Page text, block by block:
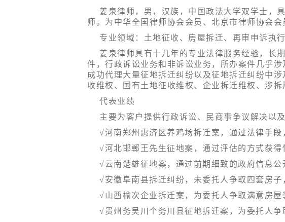
姜泉律师，男，汉族，中国政法大学双学士，
师。为中华全国律师协会会员、北京市律师协会会
专业领域：土地征收、房屋拆迁、再审申诉执行
姜泉律师具有十几年的专业法律服务经验，长
件，行政诉讼业务和非诉讼业务，所办案件几乎
成功代理大量征地拆迁纠纷以及征地拆迁纠纷中
收维权、国有土地征收维权、企业拆迁维权、涉
代表业绩
主要为客户提供行政诉讼、民商事争议解决以
√河南郑州惠济区养鸡场拆迁案，通过法律手段
√河北邯郸王先生征地案，通过评估的方式获得
√云南楚雄征地案，通过前期细致的政府信息
√安徽阜南县拆迁纠纷，未委托人争取四套房子
√山西榆次企业拆迁案，为委托人争取满意房屋
√贵州务吴川个务川县征地拆迁案，为委托人争